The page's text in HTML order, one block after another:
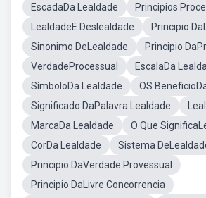
EscadaDa Lealdade
Principios
LealdadeE Deslealdade
Principio
Sinonimo DeLealdade
Principio
VerdadeProcessual
EscalaDa
SímboloDa Lealdade
OS
Significado DaPalavra Lealdade
MarcaDa Lealdade
O Que
CorDa Lealdade
Sistema
Principio DaVerdade Provessual
Principio DaLivre Concorrencia